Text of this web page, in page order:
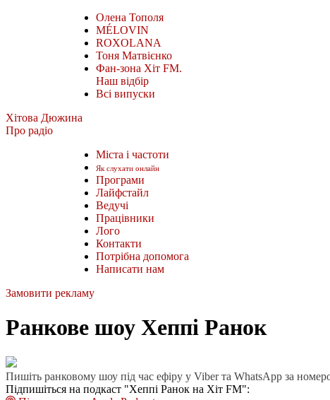
Олена Тополя
MÉLOVIN
ROXOLANA
Тоня Матвієнко
Фан-зона Хіт FM.
Наш відбір
Всі випуски
Хітова Дюжина
Про радіо
Міста і частоти
Як слухати онлайн
Програми
Лайфстайл
Ведучі
Працівники
Лого
Контакти
Потрібна допомога
Написати нам
Замовити рекламу
Ранкове шоу Хеппі Ранок
Пишіть ранковому шоу під час ефіру у Viber та WhatsApp за
Підпишіться на подкаст "Хеппі Ранок на Хіт FM":